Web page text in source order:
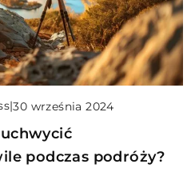
|30 września 2024
podczas podróży?